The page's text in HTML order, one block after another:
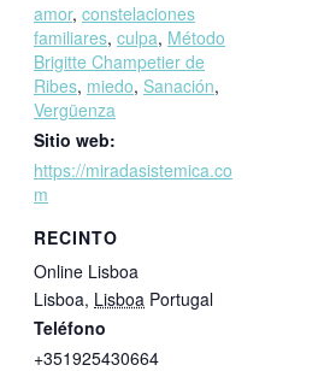
amor, constelaciones
familiares, culpa, Método
Brigitte Champetier de
Ribes, miedo, Sanación,
Vergüenza
Sitio web:
https://miradasistemica.co
m
RECINTO
Online Lisboa
Lisboa, Lisboa Portugal
Teléfono
+351925430664